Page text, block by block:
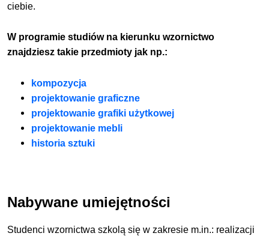
ciebie.
W programie studiów na kierunku wzornictwo
znajdziesz takie przedmioty jak np.:
kompozycja
projektowanie graficzne
projektowanie grafiki użytkowej
projektowanie mebli
historia sztuki
Nabywane umiejętności
Studenci wzornictwa szkolą się w zakresie m.in.: realizacji